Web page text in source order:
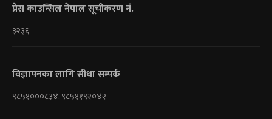
प्रेस काउन्सिल नेपाल सूचीकरण नं.
३२३६
विज्ञापनका लागि सीधा सम्पर्क
९८५१०००८३४, ९८५११९२०४२